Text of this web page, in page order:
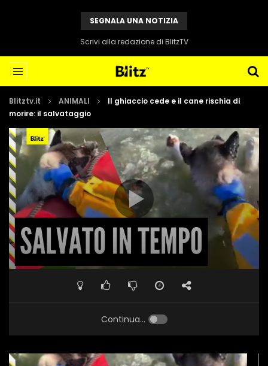
SEGNALA UNA NOTIZIA
Scrivi alla redazione di BlitzTV
Blitztv.it ANIMALI
Il ghiaccio cede e il cane rischia di
morire: il salvataggio
Continua...